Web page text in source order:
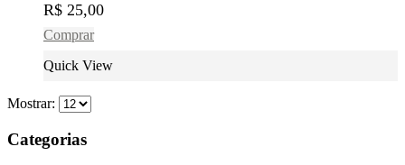
R$ 25,00
Comprar
Quick View
Mostrar:
Categorias